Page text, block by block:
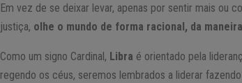
Em vez de se deixar levar, apenas por sentir mais ou
justiça, olhe o mundo de forma racional, da
Como um signo Cardinal, Libra é orientado pela
regendo os céus, seremos lembrados a liderar